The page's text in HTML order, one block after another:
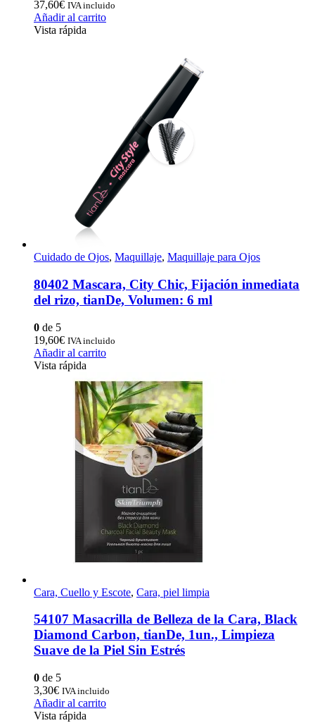
37,60€ IVA incluido
Añadir al carrito
Vista rápida
Cuidado de Ojos, Maquillaje, Maquillaje para Ojos
80402 Mascara, City Chic, Fijación inmediata
del rizo, tianDe, Volumen: 6 ml
0 de 5
19,60€ IVA incluido
Añadir al carrito
Vista rápida
Cara, Cuello y Escote, Cara, piel limpia
54107 Masacrilla de Belleza de la Cara, Black
Diamond Carbon, tianDe, 1un., Limpieza
Suave de la Piel Sin Estrés
0 de 5
3,30€ IVA incluido
Añadir al carrito
Vista rápida